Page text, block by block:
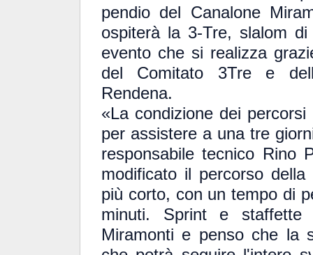
pendio del Canalone
ospiterà la 3-Tre, slalom
evento che si realizza
del Comitato 3Tre e
Rendena.
«La condizione dei
per assistere a una tre
responsabile tecnico Rino
modificato il percorso
più corto, con un tempo di
minuti. Sprint e staffette
Miramonti e penso che la